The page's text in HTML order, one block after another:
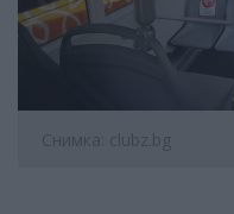
Снимка: clubz.bg